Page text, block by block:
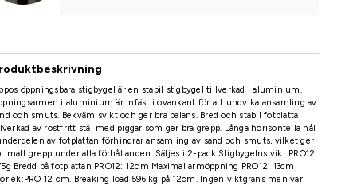
öppningsbara stigbygel är en stabil stigbygel tillverkad i aluminium.
i aluminium är infäst i ovankant för att undvika ansamling av
och smuts. Bekväm svikt och ger bra balans. Bred och stabil fotplatta
av rostfritt stål med piggar som ger bra grepp. Långa horisontella hål
av fotplattan förhindrar ansamling av sand och smuts, vilket ger
grepp under alla förhållanden. Säljes i 2-pack.Stigbygelns vikt PRO12:
Bredd på fotplattan PRO12: 12cm Maximal armöppning PRO12: 13cm
12 cm. Breaking load 596 kg på 12cm. Ingen viktgräns men var